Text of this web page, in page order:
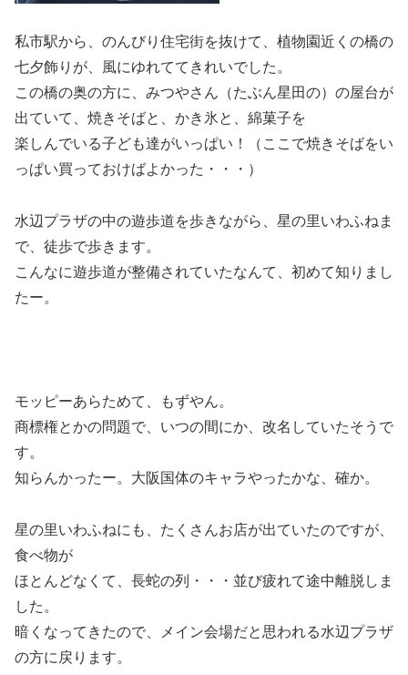
私市駅から、のんびり住宅街を抜けて、植物園近くの橋の
七夕飾りが、風にゆれててきれいでした。
この橋の奥の方に、みつやさん（たぶん星田の）の屋台が
出ていて、焼きそばと、かき氷と、綿菓子を
楽しんでいる子ども達がいっぱい！（ここで焼きそばをい
っぱい買っておけばよかった・・・）
水辺プラザの中の遊歩道を歩きながら、星の里いわふねま
で、徒歩で歩きます。
こんなに遊歩道が整備されていたなんて、初めて知りまし
たー。
モッピーあらためて、もずやん。
商標権とかの問題で、いつの間にか、改名していたそうで
す。
知らんかったー。大阪国体のキャラやったかな、確か。
星の里いわふねにも、たくさんお店が出ていたのですが、
食べ物が
ほとんどなくて、長蛇の列・・・並び疲れて途中離脱しま
した。
暗くなってきたので、メイン会場だと思われる水辺プラザ
の方に戻ります。